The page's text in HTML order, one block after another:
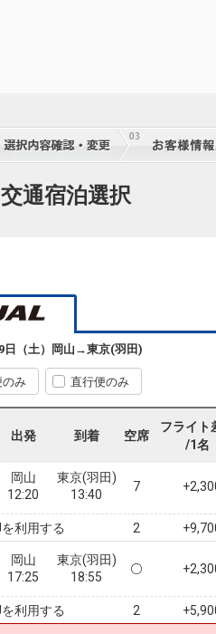
通宿泊選択
（土） 岡山 →東京(羽田)
のみ 直行便のみ
出発 到着 空席
フライト
/1名
岡山
08:25
岡山
10:00
東京(羽田)
11:20
4
利用する 7
岡山
12:20
東京(羽田)
13:40
7
利用する 2
岡山
17:25
東京(羽田)
18:55
利用する 2